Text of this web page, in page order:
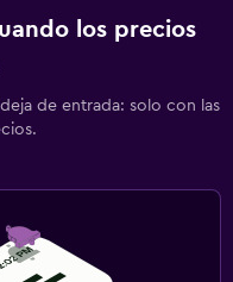
los precios
de entrada: solo con las